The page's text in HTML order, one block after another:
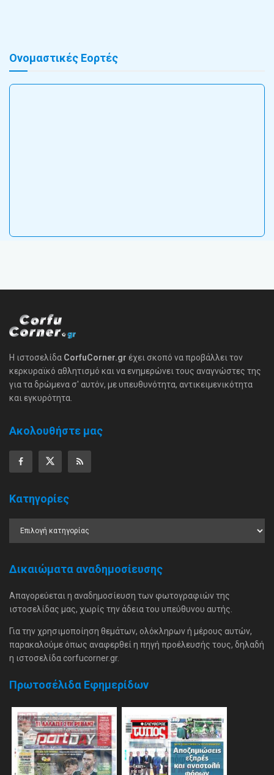
Ονομαστικές Εορτές
Η ιστοσελίδα CorfuCorner.gr έχει σκοπό να προβάλλει τον
κερκυραϊκό αθλητισμό και να ενημερώνει τους αναγνώστες της
για τα δρώμενα σ' αυτόν, με υπευθυνότητα, αντικειμενικότητα
και εγκυρότητα.
Ακολουθήστε μας
Κατηγορίες
Δικαιώματα αναδημοσίευσης
Απαγορεύεται η αναδημοσίευση των φωτογραφιών της
ιστοσελίδας μας, χωρίς την άδεια του υπεύθυνου αυτής.
Για την χρησιμοποίηση θεμάτων, ολόκληρων ή μέρους αυτών,
παρακαλούμε όπως αναφερθεί η πηγή προέλευσής τους, δηλαδή
η ιστοσελίδα corfucorner.gr.
Πρωτοσέλιδα Εφημερίδων